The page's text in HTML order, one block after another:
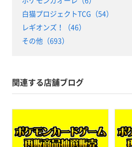
白猫プロジェクトTCG（54）
レギオンズ！（46）
その他（693）
関連する店舗ブログ